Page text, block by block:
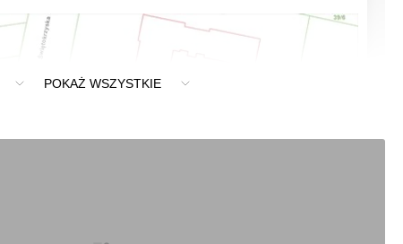
POKAŻ WSZYSTKIE